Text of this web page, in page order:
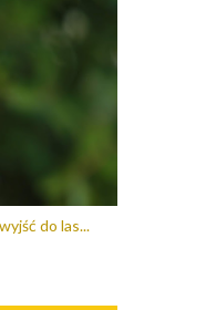
do las...